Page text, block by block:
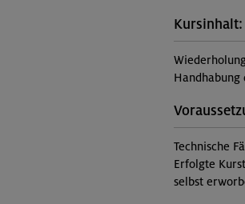
Kursinhalt:
Handhabung
Technische
Erfolgte
selbst